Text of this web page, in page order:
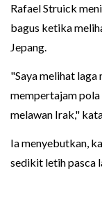
Rafael Struick
bagus ketika
Jepang.
"Saya melihat laga
mempertajam
melawan Irak,"
Ia menyebutkan,
sedikit letih pasca